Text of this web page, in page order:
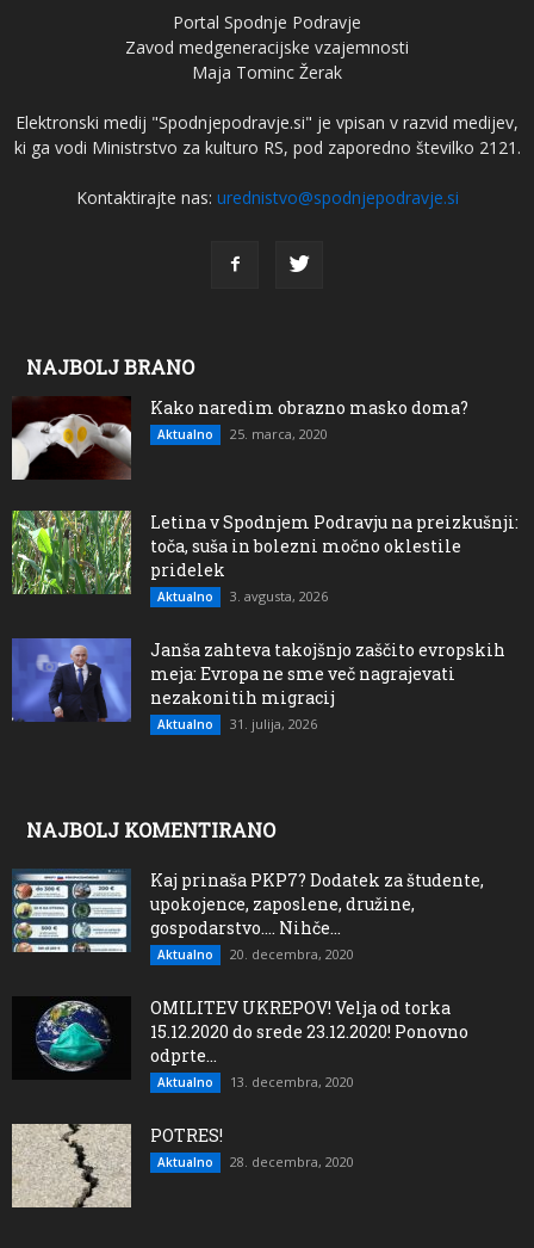
Portal Spodnje Podravje
Zavod medgeneracijske vzajemnosti
Maja Tominc Žerak
Elektronski medij "Spodnjepodravje.si" je vpisan v razvid medijev,
ki ga vodi Ministrstvo za kulturo RS, pod zaporedno številko 2121.
Kontaktirajte nas: urednistvo@spodnjepodravje.si
NAJBOLJ BRANO
Kako naredim obrazno masko doma?
Aktualno 25. marca, 2020
Letina v Spodnjem Podravju na preizkušnji:
toča, suša in bolezni močno oklestile
pridelek
Aktualno 3. avgusta, 2026
Janša zahteva takojšnjo zaščito evropskih
meja: Evropa ne sme več nagrajevati
nezakonitih migracij
Aktualno 31. julija, 2026
NAJBOLJ KOMENTIRANO
Kaj prinaša PKP7? Dodatek za študente,
upokojence, zaposlene, družine,
gospodarstvo…. Nihče...
Aktualno 20. decembra, 2020
OMILITEV UKREPOV! Velja od torka
15.12.2020 do srede 23.12.2020! Ponovno
odprte...
Aktualno 13. decembra, 2020
POTRES!
Aktualno 28. decembra, 2020